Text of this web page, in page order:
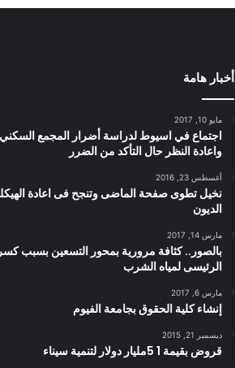
أخبار هامة
مايو 10, 2017
اجتماع في اسيوط لدراسة أضرار المجمع
واعادة النظر حال التأكد من الضرر
أغسطس 23, 2016
نخيل تطوى صفحة الماضى وتنجح فى اعادة
الديون
مارس 14, 2017
بالصور.. كثافة مرورية بمحور التسعين بسبب
الرئيسى لمياه الشرب
مارس 6, 2017
إنشاء كلية الحقوق بجامعة الفيوم
ديسمبر 21, 2015
قروض بقيمة 1 5مليار دولار لتنمية سيناء